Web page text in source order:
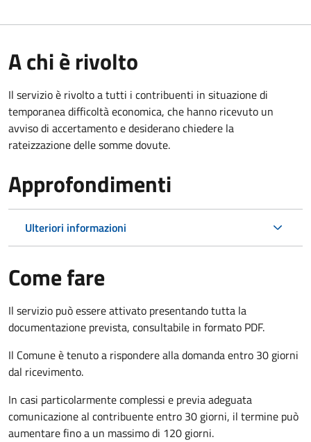
A chi è rivolto
Il servizio è rivolto a tutti i contribuenti in situazione di
temporanea difficoltà economica, che hanno ricevuto un
avviso di accertamento e desiderano chiedere la
rateizzazione delle somme dovute.
Approfondimenti
Ulteriori informazioni
Come fare
Il servizio può essere attivato presentando tutta la
documentazione prevista, consultabile in formato PDF.
Il Comune è tenuto a rispondere alla domanda entro 30 giorni
dal ricevimento.
In casi particolarmente complessi e previa adeguata
comunicazione al contribuente entro 30 giorni, il termine può
aumentare fino a un massimo di 120 giorni.